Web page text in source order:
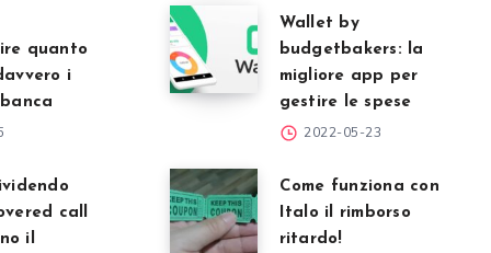
quanto
i
call
il
Wallet by
budgetbakers: la
migliore app per
gestire le spese
2022-05-23
Come funziona con
Italo il rimborso
ritardo!